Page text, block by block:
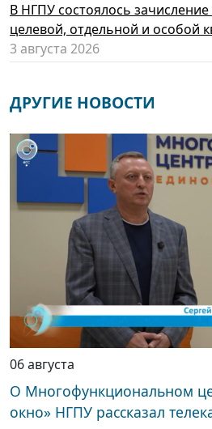
В НГПУ состоялось
целевой, отдельной и особой
3 августа 2026
ДРУГИЕ НОВОСТИ
06 августа
О Многофункциональном
окно» НГПУ рассказал